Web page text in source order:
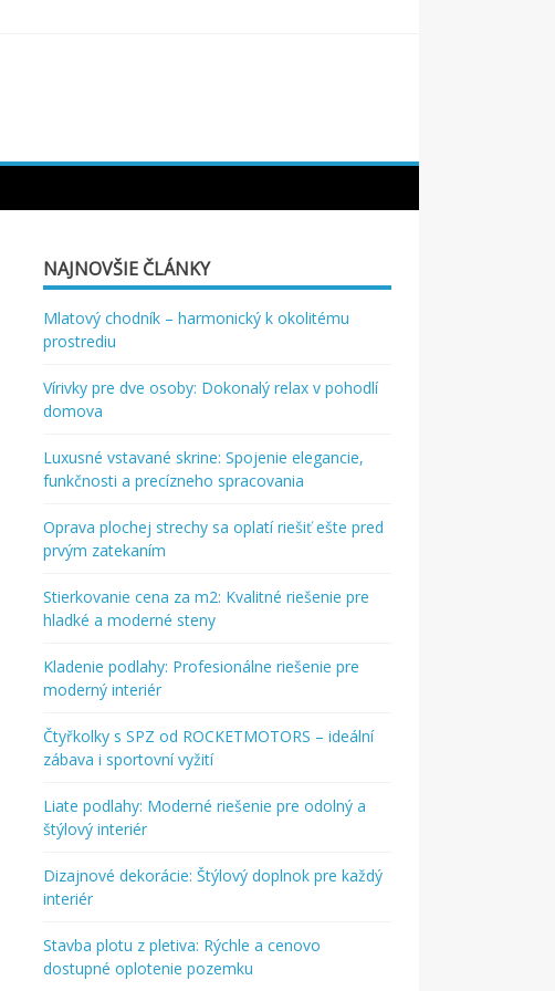
NAJNOVŠIE ČLÁNKY
Mlatový chodník – harmonický k okolitému
prostrediu
Vírivky pre dve osoby: Dokonalý relax v pohodlí
domova
Luxusné vstavané skrine: Spojenie elegancie,
funkčnosti a precízneho spracovania
Oprava plochej strechy sa oplatí riešiť ešte pred
prvým zatekaním
Stierkovanie cena za m2: Kvalitné riešenie pre
hladké a moderné steny
Kladenie podlahy: Profesionálne riešenie pre
moderný interiér
Čtyřkolky s SPZ od ROCKETMOTORS – ideální
zábava i sportovní vyžití
Liate podlahy: Moderné riešenie pre odolný a
štýlový interiér
Dizajnové dekorácie: Štýlový doplnok pre každý
interiér
Stavba plotu z pletiva: Rýchle a cenovo
dostupné oplotenie pozemku